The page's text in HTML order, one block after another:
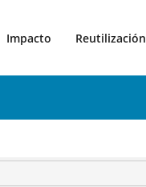
Impacto Reutilización